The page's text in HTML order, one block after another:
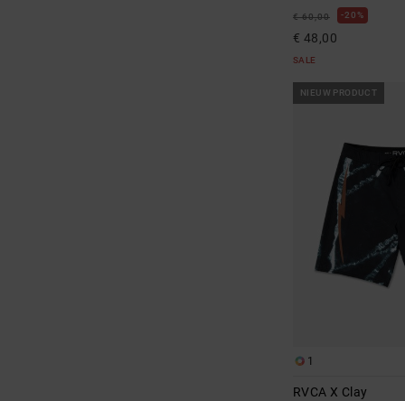
€ 60,00 20%
€ 48,00
SALE
NIEUW PRODUCT
1
RVCA X Clay